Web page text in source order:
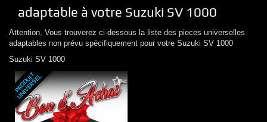
adaptable à votre Suzuki SV 1000
Attention, Vous trouverez ci-dessous la liste des pieces universelles
adaptables non prévu spécifiquement pour votre Suzuki SV 1000
Suzuki SV 1000
P
R
O
D
U
I
T
U
N
I
V
E
R
S
E
L